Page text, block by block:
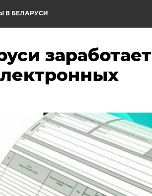
В БЕЛАРУСИ
заработает